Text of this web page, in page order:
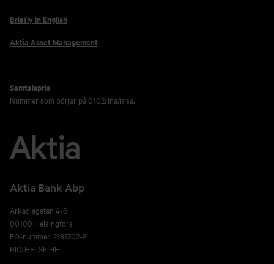
Briefly in English
Aktia Asset Management
Samtalspris
Nummer som börjar på 0102: lna/msa.
Aktia Bank Abp
Arkadiagatan 4-6
00100 Helsingfors
FO-nummer: 2181702-8
BIC: HELSFIHH